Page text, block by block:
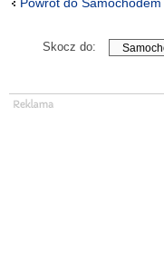
Powrót do
Skocz do: